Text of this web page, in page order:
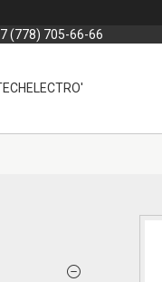
(778) 705-66-66